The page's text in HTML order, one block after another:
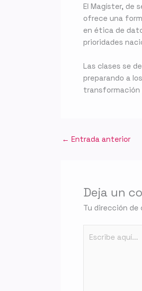
El Magíster, de
ofrece una
en ética de
prioridades
Las clases se
preparando a
transformación
← Entrada anterior
Deja un
Tu dirección de
aquí...